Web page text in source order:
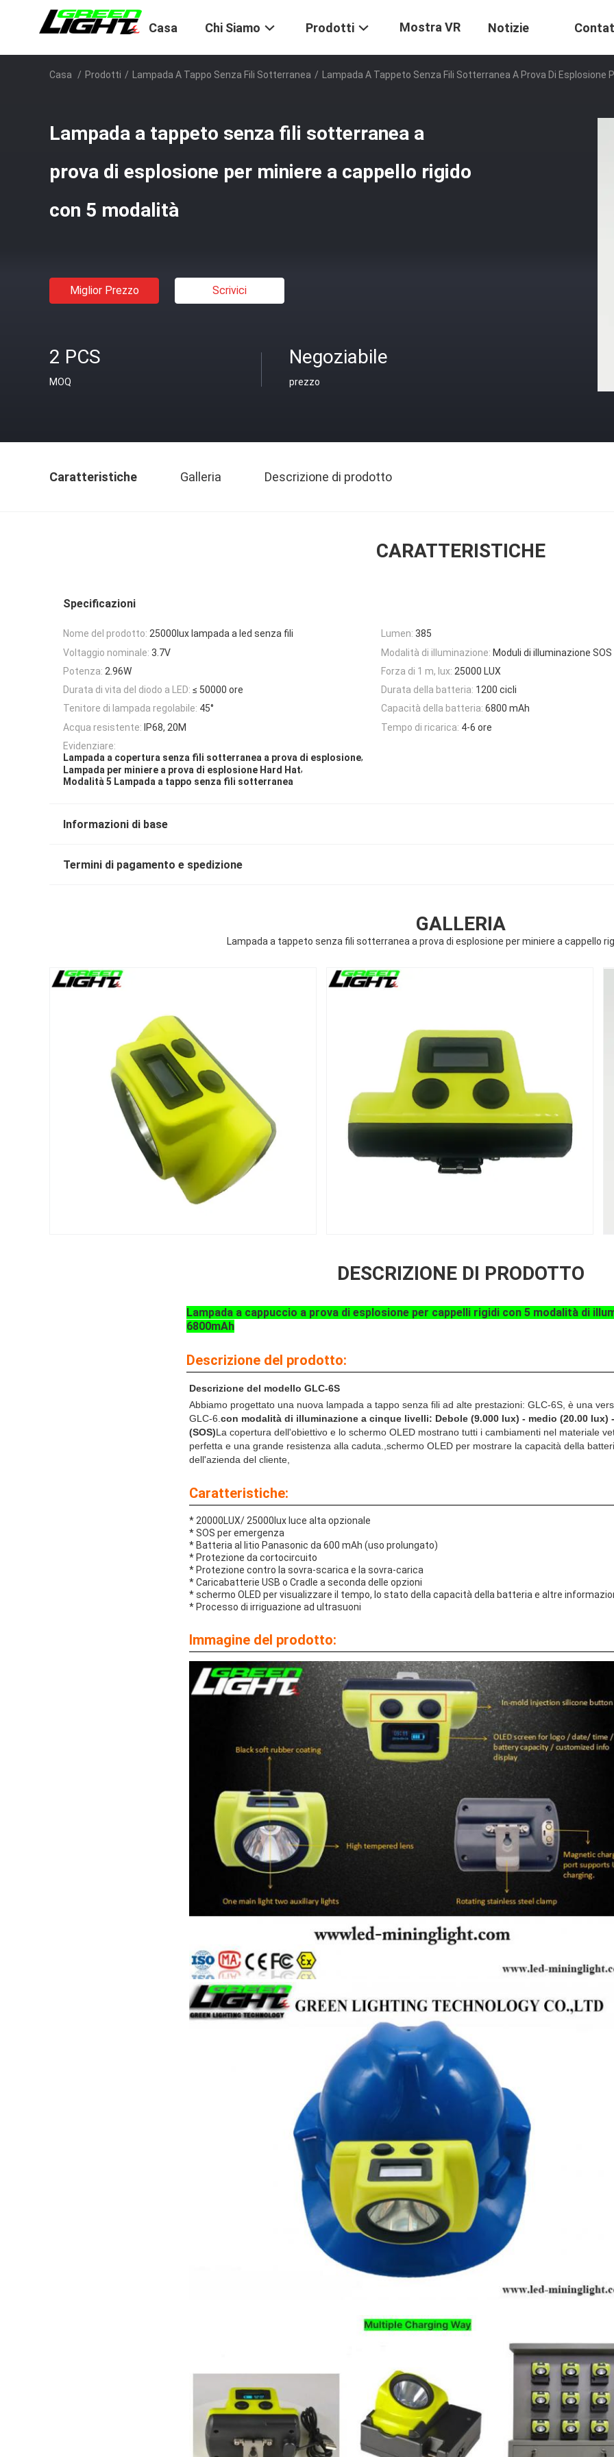
Casa Chi Siamo Prodotti Mostra VR Notizie
Casa / Prodotti / Lampada A Tappo Senza Fili Sotterranea / Lampada A Tappeto Senza Fili Sotterranea A Prova Di Esplosione
Lampada a tappeto senza fili sotterranea a
prova di esplosione per miniere a cappello rigido
con 5 modalità
Miglior Prezzo Scrivici
2 PCS
MOQ
Negoziabile
prezzo
Caratteristiche Galleria Descrizione di prodotto
CARATTERISTICHE
Specificazioni
Nome del prodotto: 25000lux lampada a led senza fili Lumen: 385
Voltaggio nominale: 3.7V Modalità di illuminazione: Moduli di illuminazione SOS
Potenza: 2.96W Forza di 1 m, lux: 25000 LUX
Durata di vita del diodo a LED: ≤ 50000 ore Durata della batteria: 1200 cicli
Tenitore di lampada regolabile: 45° Capacità della batteria: 6800 mAh
Acqua resistente: IP68, 20M Tempo di ricarica: 4-6 ore
Evidenziare:
Lampada a copertura senza fili sotterranea a prova di esplosione,
Lampada per miniere a prova di esplosione Hard Hat,
Modalità 5 Lampada a tappo senza fili sotterranea
Informazioni di base
Termini di pagamento e spedizione
GALLERIA
Lampada a tappeto senza fili sotterranea a prova di esplosione per miniere a cappello
DESCRIZIONE DI PRODOTTO
Lampada a cappuccio a prova di esplosione per cappelli rigidi con 5 modalità di
6800mAh
Descrizione del prodotto:
Descrizione del modello GLC-6S
Abbiamo progettato una nuova lampada a tappo senza fili ad alte prestazioni: GLC-6S, è una
GLC-6. con modalità di illuminazione a cinque livelli: Debole (9.000 lux) - medio (20.00
(SOS)La copertura dell'obiettivo e lo schermo OLED mostrano tutti i cambiamenti nel materiale
perfetta e una grande resistenza alla caduta.,schermo OLED per mostrare la capacità della
dell'azienda del cliente,
Caratteristiche:
* 20000LUX/ 25000lux luce alta opzionale
* SOS per emergenza
* Batteria al litio Panasonic da 600 mAh (uso prolungato)
* Protezione da cortocircuito
* Protezione contro la sovra-scarica e la sovra-carica
* Caricabatterie USB o Cradle a seconda delle opzioni
* schermo OLED per visualizzare il tempo, lo stato della capacità della batteria e altre
* Processo di irriguazione ad ultrasuoni
Immagine del prodotto: